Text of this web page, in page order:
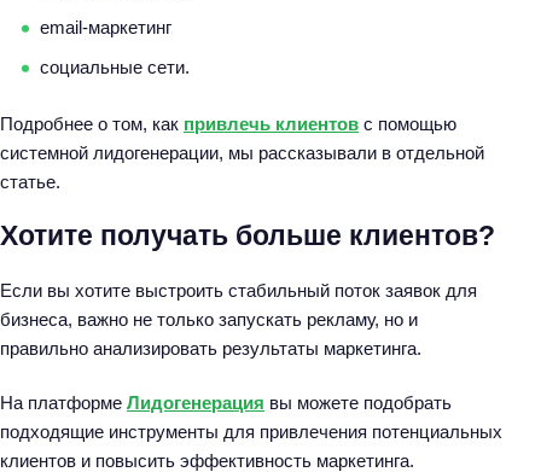
email-маркетинг
социальные сети.
Подробнее о том, как привлечь клиентов с помощью
системной лидогенерации, мы рассказывали в отдельной
статье.
Хотите получать больше клиентов?
Если вы хотите выстроить стабильный поток заявок для
бизнеса, важно не только запускать рекламу, но и
правильно анализировать результаты маркетинга.
На платформе Лидогенерация вы можете подобрать
подходящие инструменты для привлечения потенциальных
клиентов и повысить эффективность маркетинга.